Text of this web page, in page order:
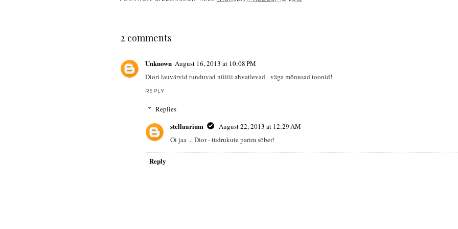
2 comments
Unknown August 16, 2013 at 10:08 PM
Diori lauvärvid tunduvad niiiiii ahvatlevad - väga mõnusad toonid!
REPLY
Replies
stellaarium
August 22, 2013 at 12:29 AM
Oi jaa ... Dior - tüdrukute parim sõber!
Reply